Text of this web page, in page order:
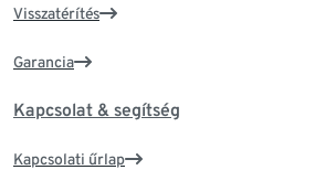
Visszatérítés
Garancia
Kapcsolat & segítség
Kapcsolati űrlap